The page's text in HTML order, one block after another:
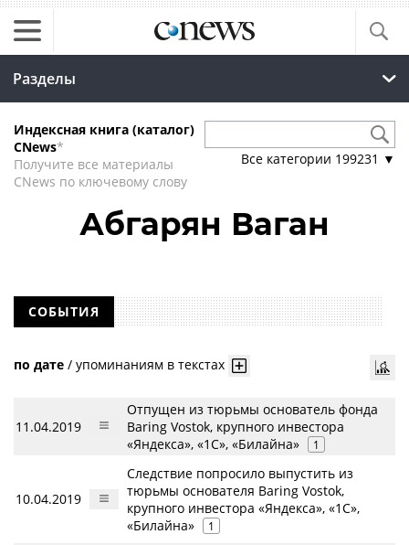
Разделы
Индексная книга (каталог)
CNews*
Получите все материалы
CNews по ключевому слову
Все категории 199231 ▼
Абгарян Ваган
СОБЫТИЯ
по дате / упоминаниям в текстах
11.04.2019
Отпущен из тюрьмы основатель фонда
Baring Vostok, крупного инвестора
«Яндекса», «1С», «Билайна»
1
10.04.2019
Следствие попросило выпустить из
тюрьмы основателя Baring Vostok,
крупного инвестора «Яндекса», «1С»,
«Билайна»
1